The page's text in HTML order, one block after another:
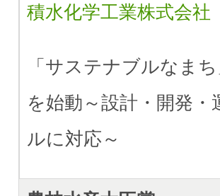
積水化学工業株式会社
「サステナブルなま
を始動～設計・開発
ルに対応～